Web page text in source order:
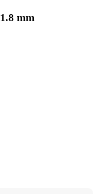
mm